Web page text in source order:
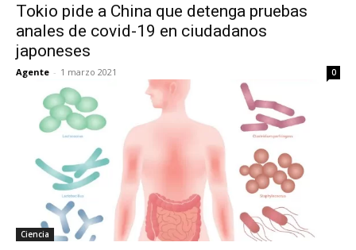
Tokio pide a China que detenga pruebas
anales de covid-19 en ciudadanos
japoneses
Agente - 1 marzo 2021 0
Ciencia